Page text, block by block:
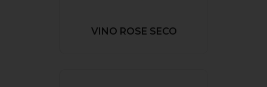
VINO ROSE SECO